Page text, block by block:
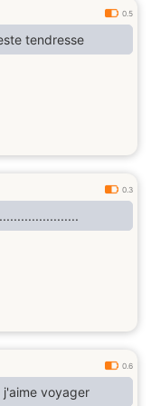
0.5
tendresse
0.3
0.6
j'aime voyager